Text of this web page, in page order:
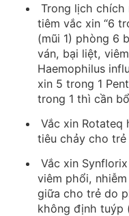
Trong lịch chích
tiêm vắc xin “6
(mũi 1) phòng 6
ván, bại liệt,
Haemophilus
xin 5 trong 1
trong 1 thì cần
Vắc xin Rotateq
tiêu chảy cho trẻ
Vắc xin
viêm phổi,
giữa cho trẻ do
không định tuýp